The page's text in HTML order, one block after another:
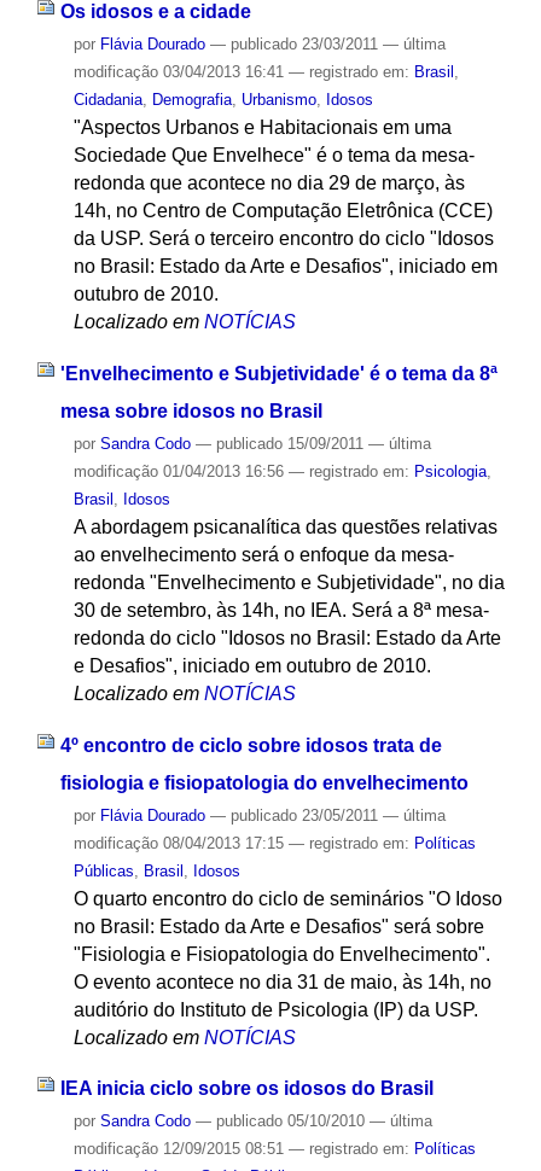
Os idosos e a cidade
por Flávia Dourado — publicado23/03/2011 — última
modificação03/04/2013 16:41 — registrado em: Brasil ,
Cidadania, Demografia, Urbanismo, Idosos
"Aspectos Urbanos e Habitacionais em uma
Sociedade Que Envelhece" é o tema da mesa-
redonda que acontece no dia 29 de março, às
14h, no Centro de Computação Eletrônica (CCE)
da USP. Será o terceiro encontro do ciclo "Idosos
no Brasil: Estado da Arte e Desafios", iniciado em
outubro de 2010.
Localizado em NOTÍCIAS
'Envelhecimento e Subjetividade' é o tema da 8ª
mesa sobre idosos no Brasil
por Sandra Codo — publicado15/09/2011 — última
modificação01/04/2013 16:56 — registrado em: Psicologia,
Brasil , Idosos
A abordagem psicanalítica das questões relativas
ao envelhecimento será o enfoque da mesa-
redonda "Envelhecimento e Subjetividade", no dia
30 de setembro, às 14h, no IEA. Será a 8ª mesa-
redonda do ciclo "Idosos no Brasil: Estado da Arte
e Desafios", iniciado em outubro de 2010.
Localizado em NOTÍCIAS
4º encontro de ciclo sobre idosos trata de
fisiologia e fisiopatologia do envelhecimento
por Flávia Dourado — publicado23/05/2011 — última
modificação08/04/2013 17:15 — registrado em: Políticas
Públicas
Brasil Idosos
O quarto encontro do ciclo de seminários "O Idoso
no Brasil: Estado da Arte e Desafios" será sobre
"Fisiologia e Fisiopatologia do Envelhecimento".
O evento acontece no dia 31 de maio, às 14h, no
auditório do Instituto de Psicologia (IP) da USP.
Localizado em NOTÍCIAS
IEA inicia ciclo sobre os idosos do Brasil
por Sandra Codo — publicado05/10/2010 — última
modificação12/09/2015 08:51 — registrado em: Políticas